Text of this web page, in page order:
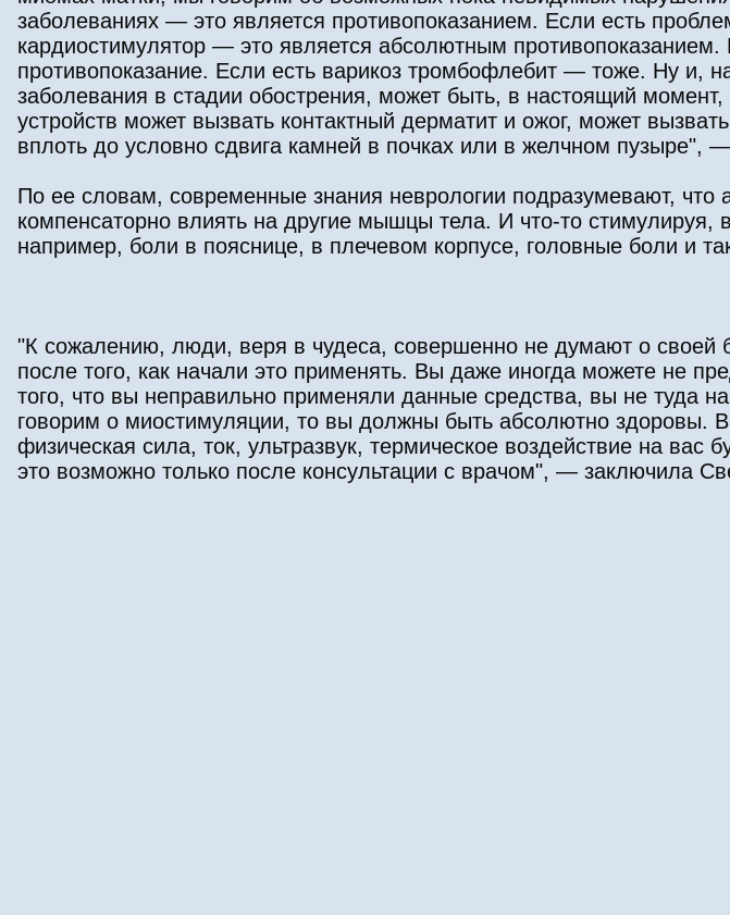
заболеваниях — это является противопоказанием. Если есть
кардиостимулятор — это является абсолютным
противопоказание. Если есть варикоз тромбофлебит — тоже. Ну и,
заболевания в стадии обострения, может быть, в настоящий
устройств может вызвать контактный дерматит и ожог, может
вплоть до условно сдвига камней в почках или в желчном пузыре",
По ее словам, современные знания неврологии подразумевают,
компенсаторно влиять на другие мышцы тела. И что-то стимулируя,
например, боли в пояснице, в плечевом корпусе, головные боли и
"К сожалению, люди, веря в чудеса, совершенно не думают о своей
после того, как начали это применять. Вы даже иногда можете не
того, что вы неправильно применяли данные средства, вы не туда
говорим о миостимуляции, то вы должны быть абсолютно здоровы.
физическая сила, ток, ультразвук, термическое воздействие на вас
это возможно только после консультации с врачом", — заключила